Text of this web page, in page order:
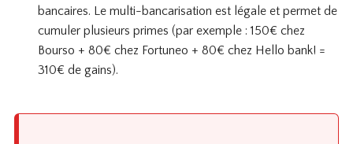
bancaires. Le multi-bancarisation est légale et permet de
cumuler plusieurs primes (par exemple : 150€ chez
Bourso + 80€ chez Fortuneo + 80€ chez Hello bank! =
310€ de gains).